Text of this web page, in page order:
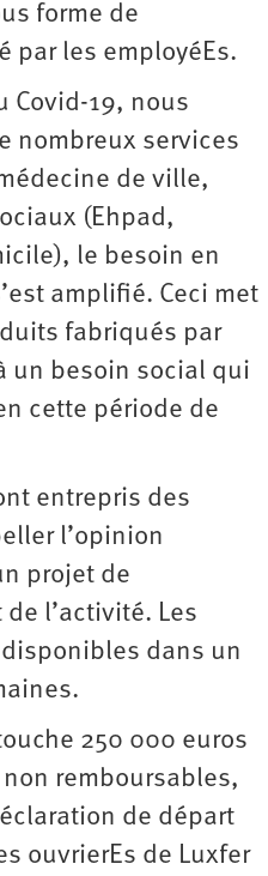
forme de
par les employéEs.
Covid-19, nous
nombreux services
de ville,
(Ehpad,
le besoin en
amplifié. Ceci met
fabriqués par
un besoin social qui
cette période de
entrepris des
l’opinion
projet de
l’activité. Les
dans un
250 000 euros
remboursables,
de départ
ouvrierEs de Luxfer